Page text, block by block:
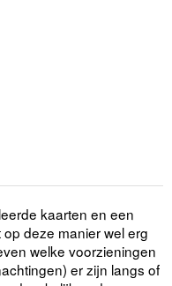
kaarten en een
deze manier wel erg
welke voorzieningen
er zijn langs of